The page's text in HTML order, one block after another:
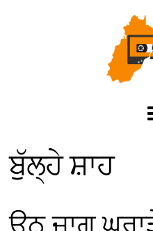
ਬੁੱਲ੍ਹੇ ਸ਼ਾਹ
ਉਠ ਜਾਗ